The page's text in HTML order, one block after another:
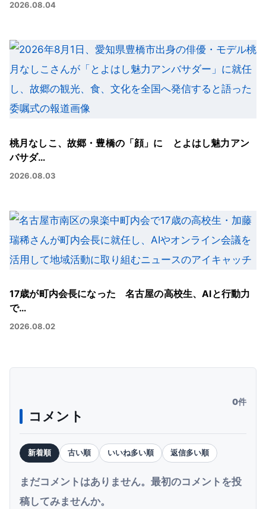
2026.08.04
桃月なしこ、故郷・豊橋の「顔」に とよはし魅力アン
バサダ…
2026.08.03
17歳が町内会長になった 名古屋の高校生、AIと行動力
で…
2026.08.02
コメント
0件
新着順 古い順 いいね多い順 返信多い順
まだコメントはありません。最初のコメントを投
稿してみませんか。